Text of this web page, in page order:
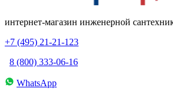
интернет-магазин инженерной
+7 (495) 21-21-123
8 (800) 333-06-16
WhatsApp